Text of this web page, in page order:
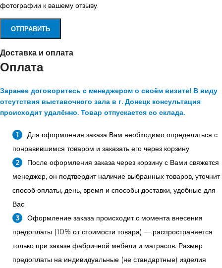
фотографии к вашему отзыву.
Доставка и оплата
Оплата
Заранее договоритесь с менеджером о своём визите! В виду
отсутствия выставочного зала в г. Донецк консультация
происходит удалённо. Товар отпускается со склада.
Для оформления заказа Вам необходимо определиться с
понравившимся товаром и заказать его через корзину.
После оформления заказа через корзину с Вами свяжется
менеджер, он подтвердит наличие выбранных товаров, уточнит
способ оплаты, день, время и способы доставки, удобные для
Вас.
Оформление заказа происходит с момента внесения
предоплаты (10% от стоимости товара) — распространяется
только при заказе фабричной мебели и матрасов. Размер
предоплаты на индивидуальные (не стандартные) изделия